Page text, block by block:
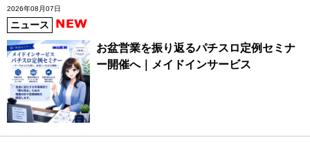
2026年08月07日
ニュース
お盆営業を振り返るパチスロ定例セミナ
ー開催へ｜メイドインサービス